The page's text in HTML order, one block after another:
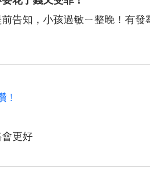
告知，小孩過敏ㄧ整晚！有
!
會更好